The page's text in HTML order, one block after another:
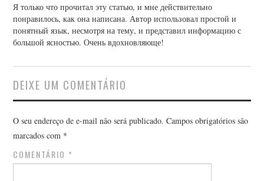
Я только что прочитал эту статью, и мне действительно
понравилось, как она написана. Автор использовал простой и
понятный язык, несмотря на тему, и представил информацию с
большой ясностью. Очень вдохновляюще!
DEIXE UM COMENTÁRIO
O seu endereço de e-mail não será publicado. Campos obrigatórios são
marcados com *
COMENTÁRIO *